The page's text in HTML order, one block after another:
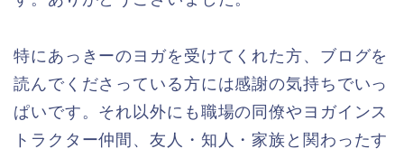
特にあっきーのヨガを受けてくれた方、ブログを
読んでくださっている方には感謝の気持ちでいっ
ぱいです。それ以外にも職場の同僚やヨガインス
トラクター仲間、友人・知人・家族と関わったす